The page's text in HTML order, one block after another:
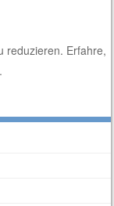
reduzieren. Erfahre,